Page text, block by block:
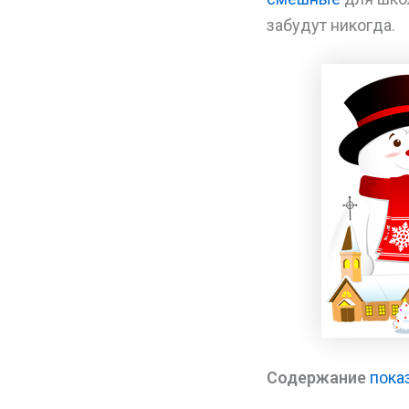
забудут никогда.
Содержание